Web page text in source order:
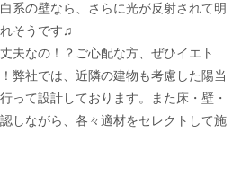
系の壁なら、さらに光が反射されて明
そうです♫
夫なの！？ご心配な方、ぜひイエト
弊社では、近隣の建物も考慮した陽当
って設計しております。また床・壁・
しながら、各々適材をセレクトして施